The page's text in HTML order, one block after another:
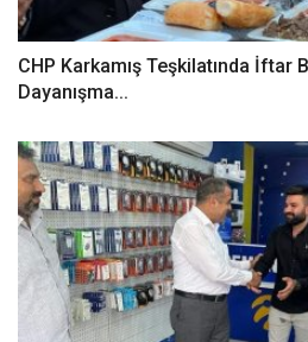
CHP Karkamış Teşkilatında İftar
Dayanışma...